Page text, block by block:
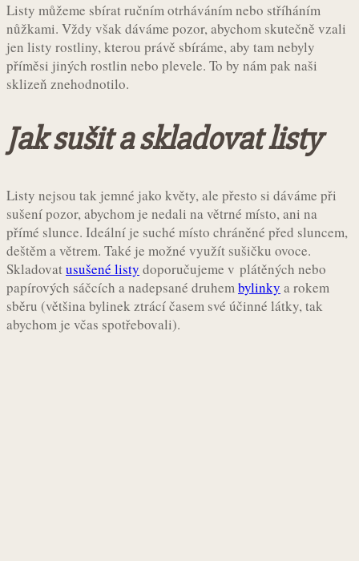
Listy můžeme sbírat ručním otrháváním nebo stříháním
nůžkami. Vždy však dáváme pozor, abychom skutečně vzali
jen listy rostliny, kterou právě sbíráme, aby tam nebyly
příměsi jiných rostlin nebo plevele. To by nám pak naši
sklizeň znehodnotilo.
Jak sušit a skladovat listy
Listy nejsou tak jemné jako květy, ale přesto si dáváme při
sušení pozor, abychom je nedali na větrné místo, ani na
přímé slunce. Ideální je suché místo chráněné před sluncem,
deštěm a větrem. Také je možné využít sušičku ovoce.
Skladovatusušené listy doporučujeme v plátěných nebo
papírových sáčcích a nadepsané druhembylinky a rokem
sběru (většina bylinek ztrácí časem své účinné látky, tak
abychom je včas spotřebovali).